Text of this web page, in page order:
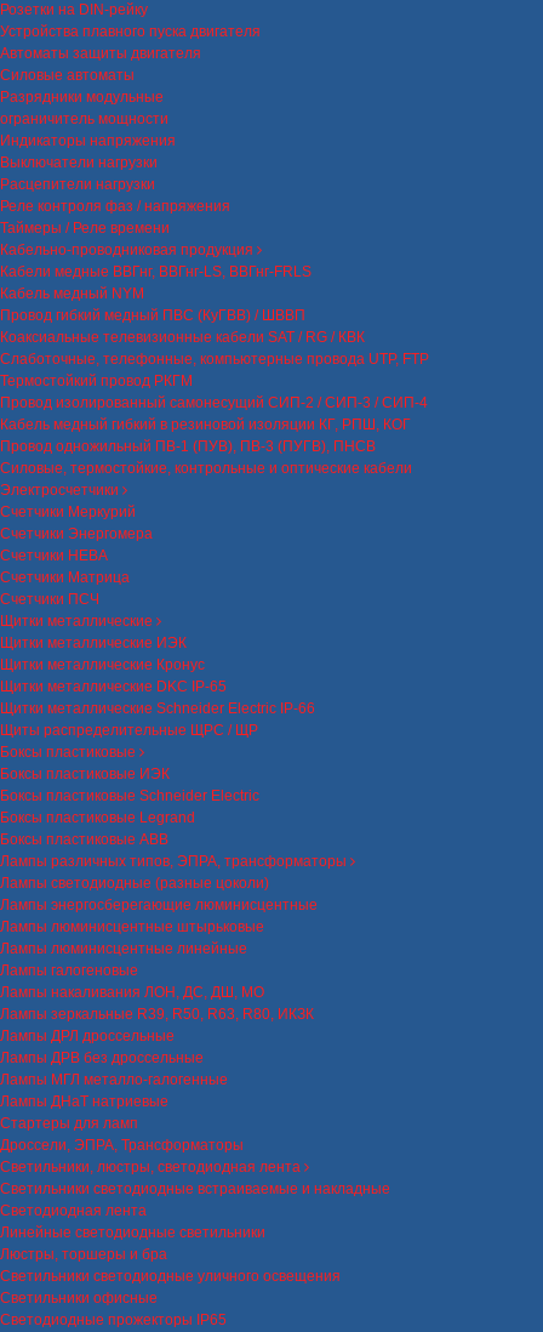
Розетки на DIN-рейку
Устройства плавного пуска двигателя
Автоматы защиты двигателя
Силовые автоматы
Разрядники модульные
ограничитель мощности
Индикаторы напряжения
Выключатели нагрузки
Расцепители нагрузки
Реле контроля фаз / напряжения
Таймеры / Реле времени
Кабельно-проводниковая продукция
Кабели медные ВВГнг, ВВГнг-LS, ВВГнг-FRLS
Кабель медный NYM
Провод гибкий медный ПВС (КуГВВ) / ШВВП
Коаксиальные телевизионные кабели SAT / RG / КВК
Слаботочные, телефонные, компьютерные провода UTP, FTP
Термостойкий провод РКГМ
Провод изолированный самонесущий СИП-2 / СИП-3 / СИП-4
Кабель медный гибкий в резиновой изоляции КГ, РПШ, КОГ
Провод одножильный ПВ-1 (ПУВ), ПВ-3 (ПУГВ), ПНСВ
Силовые, термостойкие, контрольные и оптические кабели
Электросчетчики
Счетчики Меркурий
Счетчики Энергомера
Счетчики НЕВА
Счетчики Матрица
Счетчики ПСЧ
Щитки металлические
Щитки металлические ИЭК
Щитки металлические Кронус
Щитки металлические DKC IP-65
Щитки металлические Schneider Electric IP-66
Щиты распределительные ЩРС / ЩР
Боксы пластиковые
Боксы пластиковые ИЭК
Боксы пластиковые Schneider Electric
Боксы пластиковые Legrand
Боксы пластиковые ABB
Лампы различных типов, ЭПРА, трансформаторы
Лампы светодиодные (разные цоколи)
Лампы энергосберегающие люминисцентные
Лампы люминисцентные штырьковые
Лампы люминисцентные линейные
Лампы галогеновые
Лампы накаливания ЛОН, ДС, ДШ, МО
Лампы зеркальные R39, R50, R63, R80, ИКЗК
Лампы ДРЛ дроссельные
Лампы ДРВ без дроссельные
Лампы МГЛ металло-галогенные
Лампы ДНаТ натриевые
Стартеры для ламп
Дроссели, ЭПРА, Трансформаторы
Светильники, люстры, светодиодная лента
Светильники светодиодные встраиваемые и накладные
Светодиодная лента
Линейные светодиодные светильники
Люстры, торшеры и бра
Светильники светодиодные уличного освещения
Светильники офисные
Светодиодные прожекторы IP65